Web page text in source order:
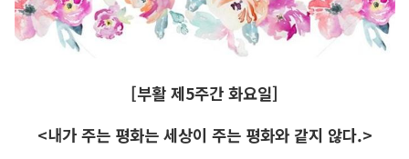
[부활 제5주간 화요일]
<내가 주는 평화는 세상이 주는 평화와 같지 않다.>